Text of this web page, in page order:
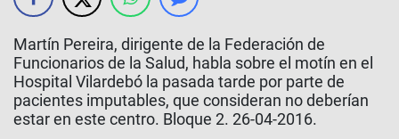
Martín Pereira, dirigente de la Federación de
Funcionarios de la Salud, habla sobre el motín en el
Hospital Vilardebó la pasada tarde por parte de
pacientes imputables, que consideran no deberían
estar en este centro. Bloque 2. 26-04-2016.